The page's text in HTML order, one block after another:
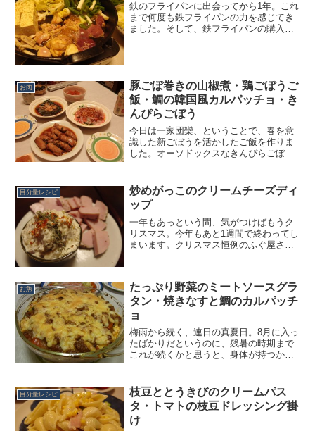
鉄のフライパンに出会ってから1年。これ
まで何度も鉄フライパンの力を感じてき
ました。そして、鉄フライパンの購入直
お肉
豚ごぼ巻きの山椒煮・鶏ごぼうご
飯・鯛の韓国風カルパッチョ・き
んぴらごぼう
今日は一家団欒、ということで、春を意
識した新ごぼうを活かしたご飯を作りま
した。オーソドックスなきんぴらごぼ
ごぼ巻きの山椒煮の作り方新ごぼうを豚
スライスの幅に合うように切る...
目分量レシピ
炒めがっこのクリームチーズディ
ップ
一年もあっという間、気がつけばもうク
リスマス。今年もあと1週間で終わってし
まいます。クリスマス恒例のふぐ屋さん
作っているし、手の込ん...
お魚
たっぷり野菜のミートソースグラ
タン・焼きなすと鯛のカルパッチ
ョ
梅雨から続く、連日の真夏日。8月に入っ
たばかりだというのに、残暑の時期まで
これが続くかと思うと、身体が持つか不
いメニューに目がいってしまいがち。そ
れでも夏バテだけは避けた...
目分量レシピ
枝豆ととうきびのクリームパス
タ・トマトの枝豆ドレッシング掛
け